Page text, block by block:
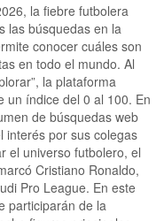
la fiebre futbolera
las búsquedas en la
conocer cuáles son
en todo el mundo. Al
la plataforma
un índice del 0 al 100. En
de búsquedas web
interés por sus colegas
el universo futbolero, el
Cristiano Ronaldo,
Pro League. En este
participarán de la